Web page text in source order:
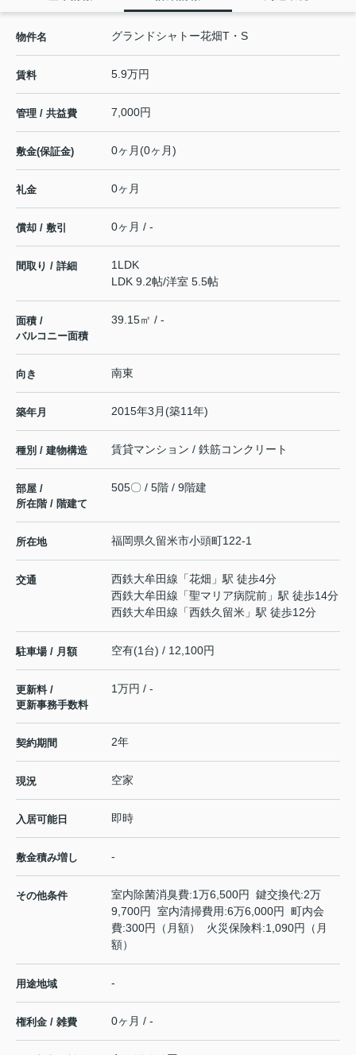
物件名 グランドシャトー花畑T・S
賃料 5.9万円
管理 / 共益費 7,000円
敷金(保証金) 0ヶ月(0ヶ月)
礼金 0ヶ月
償却 / 敷引 0ヶ月 / -
間取り / 詳細
1LDK
LDK 9.2帖/洋室 5.5帖
面積 /
バルコニー面積
39.15㎡ / -
向き 南東
築年月 2015年3月(築11年)
種別 / 建物構造 賃貸マンション / 鉄筋コンクリート
部屋 /
所在階 / 階建て
505〇 / 5階 / 9階建
所在地 福岡県久留米市小頭町122-1
交通 西鉄大牟田線 「花畑 」駅 徒歩4分
西鉄大牟田線 「聖マリア病院前 」駅 徒歩14分
西鉄大牟田線 「西鉄久留米 」駅 徒歩12分
駐車場 / 月額 空有(1台) / 12,100円
更新料 /
更新事務手数料
1万円 / -
契約期間 2年
現況 空家
入居可能日 即時
敷金積み増し -
その他条件
室内除菌消臭費:1万6,500円 鍵交換代:2万
9,700円 室内清掃費用:6万6,000円 町内会
費:300円（月額） 火災保険料:1,090円（月
額）
用途地域 -
権利金 / 雑費 0ヶ月 / -